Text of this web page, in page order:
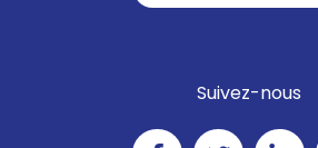
Suivez-nous